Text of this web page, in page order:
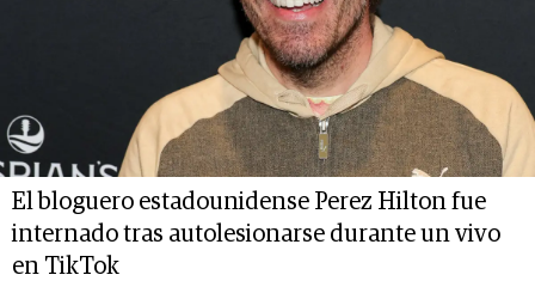
El bloguero estadounidense Perez Hilton fue
internado tras autolesionarse durante un vivo
en TikTok